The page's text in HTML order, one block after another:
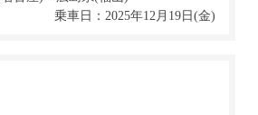
乗車日：2025年12月19日(金)